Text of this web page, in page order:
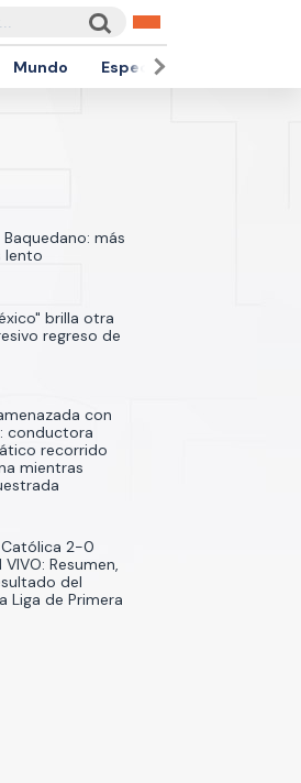
Mundo Espectáculos
Baquedano: más
lento
brilla otra
regreso de
con
conductora
recorrido
mientras
Católica 2-0
Resumen,
del
Liga de Primera